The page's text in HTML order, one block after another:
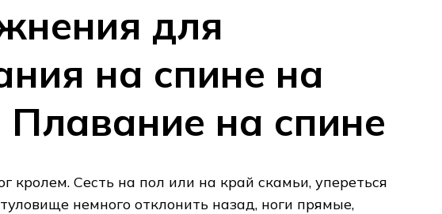
для
на спине на
Плавание на спине
кролем. Сесть на пол или на край скамьи, упереться
немного отклонить назад, ноги прямые,